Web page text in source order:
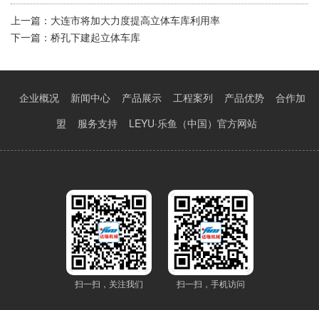
上一篇： 大连市将加大力度提高立体车库利用率
下一篇： 桥孔下建起立体车库
企业概况 新闻中心 产品展示 工程案列 产品优势
合作加
盟
服务支持 LEYU·乐鱼（中国）官方网站
扫一扫，关注我们 扫一扫，手机访问